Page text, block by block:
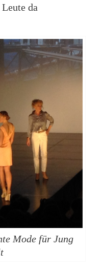
da
Mode für Jung